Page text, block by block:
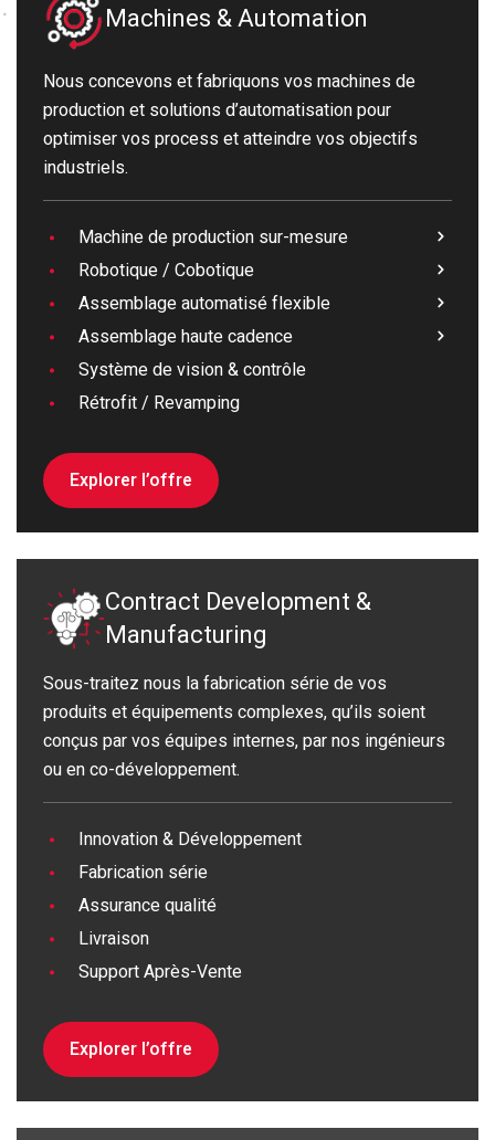
Machines & Automation
Nous concevons et fabriquons vos machines de
production et solutions d’automatisation pour
optimiser vos process et atteindre vos objectifs
industriels.
Machine de production sur-mesure
Robotique / Cobotique
Assemblage automatisé flexible
Assemblage haute cadence
Système de vision & contrôle
Rétrofit / Revamping
Explorer l’offre
Contract Development &
Manufacturing
Sous-traitez nous la fabrication série de vos
produits et équipements complexes, qu’ils soient
conçus par vos équipes internes, par nos ingénieurs
ou en co-développement.
Innovation & Développement
Fabrication série
Assurance qualité
Livraison
Support Après-Vente
Explorer l’offre